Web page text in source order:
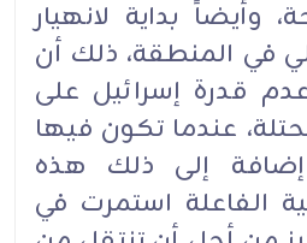
وأيضاً بداية لانهيار
في المنطقة، ذلك أن
عدم قدرة إسرائيل على
عندما تكون فيها
إضافة إلى ذلك هذه
الفاعلة استمرت في